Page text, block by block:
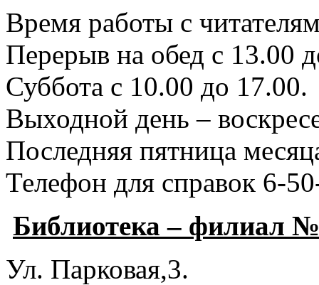
Время работы с
Перерыв на обед с 13.00
Суббота с 10.00 до 17.00.
Выходной день –
Последняя пятница
Телефон для справок 6-
Библиотека – филиал
Ул. Парковая,3.